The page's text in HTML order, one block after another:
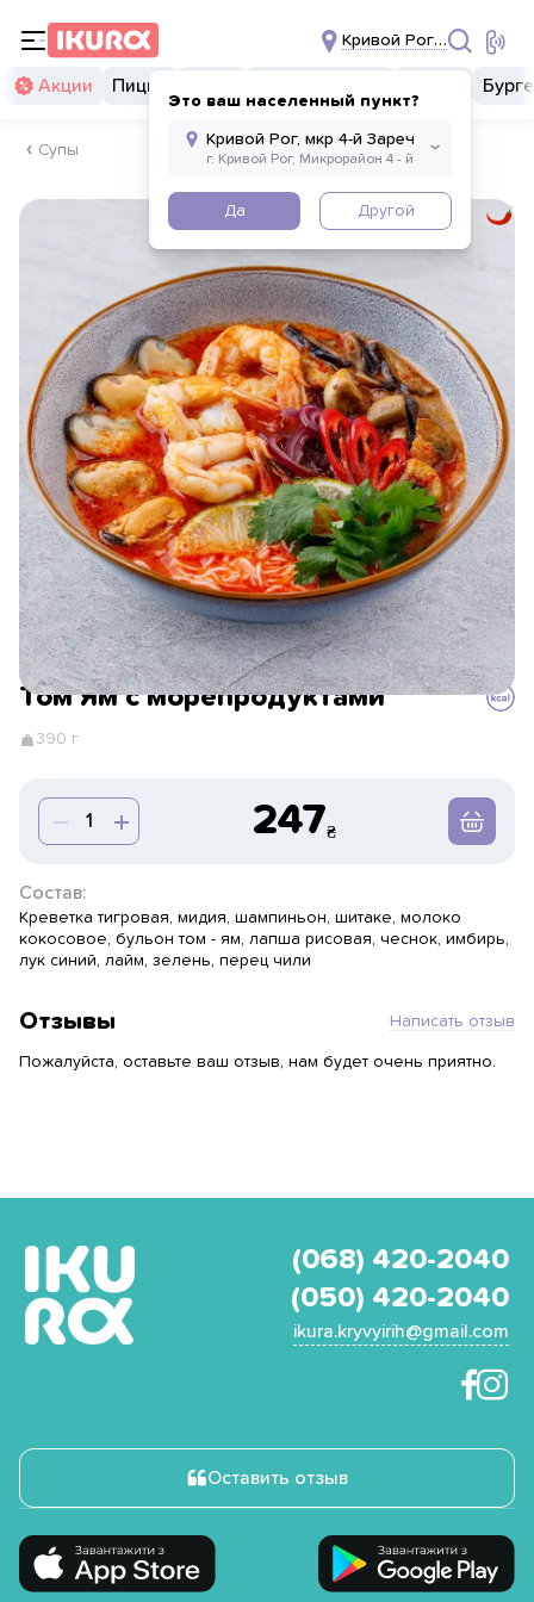
Кривой Рог, мкр 4-й
Это ваш населенный пункт?
Да Другой
Акции Пицца
Супы
Том Ям с морепродуктами
390 г
247
Состав:
Креветка тигровая, мидия, шампиньон, шитаке, молоко
кокосовое, бульон том - ям, лапша рисовая, чеснок, имбирь,
лук синий, лайм, зелень, перец чили
Отзывы Написать отзыв
Пожалуйста, оставьте ваш отзыв, нам будет очень приятно.
(068) 420-2040
(050) 420-2040
ikura.kryvyirih@gmail.com
Оставить отзыв